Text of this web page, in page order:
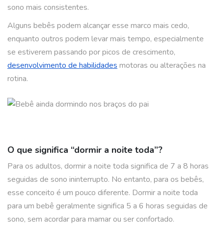
sono mais consistentes.
Alguns bebês podem alcançar esse marco mais cedo,
enquanto outros podem levar mais tempo, especialmente
se estiverem passando por picos de crescimento,
desenvolvimento de habilidades motoras ou alterações na
rotina.
O que significa “dormir a noite toda”?
Para os adultos, dormir a noite toda significa de 7 a 8 horas
seguidas de sono ininterrupto. No entanto, para os bebês,
esse conceito é um pouco diferente. Dormir a noite toda
para um bebê geralmente significa 5 a 6 horas seguidas de
sono, sem acordar para mamar ou ser confortado.